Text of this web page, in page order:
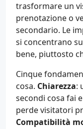
trasformare un
prenotazione o
secondario. Le
si concentrano
bene, piuttosto
Cinque
cosa. Chiarezza:
secondi cosa fai
perde visitatori
Compatibilità